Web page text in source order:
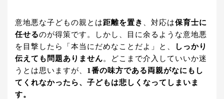
意地悪な子どもの親とは距離を置き 、対応は保育士に
任せるのが得策です。しかし、目に余るような意地悪
を目撃したら「本当にだめなことだよ」と、
しっかり
伝えても問題ありません。どこまで介入していいか迷
うとは思いますが、 1番の味方である両親がなにもし
てくれなかったら、子どもは悲しくなってしまいま
す。